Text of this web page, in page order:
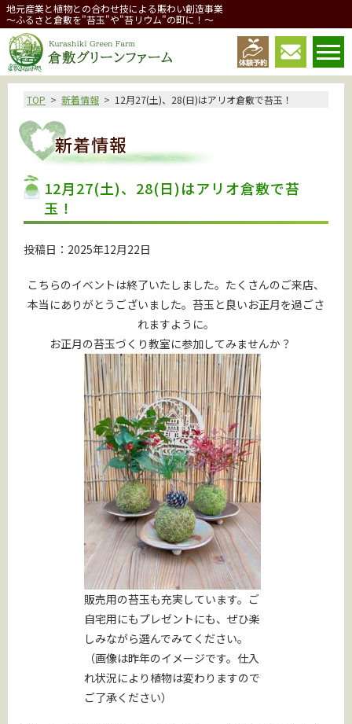
地元産業と植物との合わせ技による賑わい創造事業
～ふるさと倉敷を"苔玉"や"苔リウム"の町に！～
倉敷グリーンファーム
TOP 新着情報 12月27(土)、28(日)はアリオ倉敷で苔玉！
新着情報
12月27(土)、28(日)はアリオ倉敷で苔
玉！
投稿日：2025年12月22日
こちらのイベントは終了いたしました。たくさんのご来店、
本当にありがとうございました。苔玉と良いお正月を過ごさ
れますように。
お正月の苔玉づくり教室に参加してみませんか？
販売用の苔玉も充実しています。ご
自宅用にもプレゼントにも、ぜひ楽
しみながら選んでみてください。
（画像は昨年のイメージです。仕入
れ状況により植物は変わりますので
ご了承ください）